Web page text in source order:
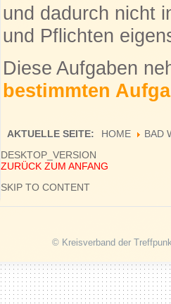
und dadurch nicht
und Pflichten
Diese Aufgaben
bestimmten
AKTUELLE SEITE: HOME
BAD
DESKTOP_VERSION
ZURÜCK ZUM ANFANG
SKIP TO CONTENT
© Kreisverband der